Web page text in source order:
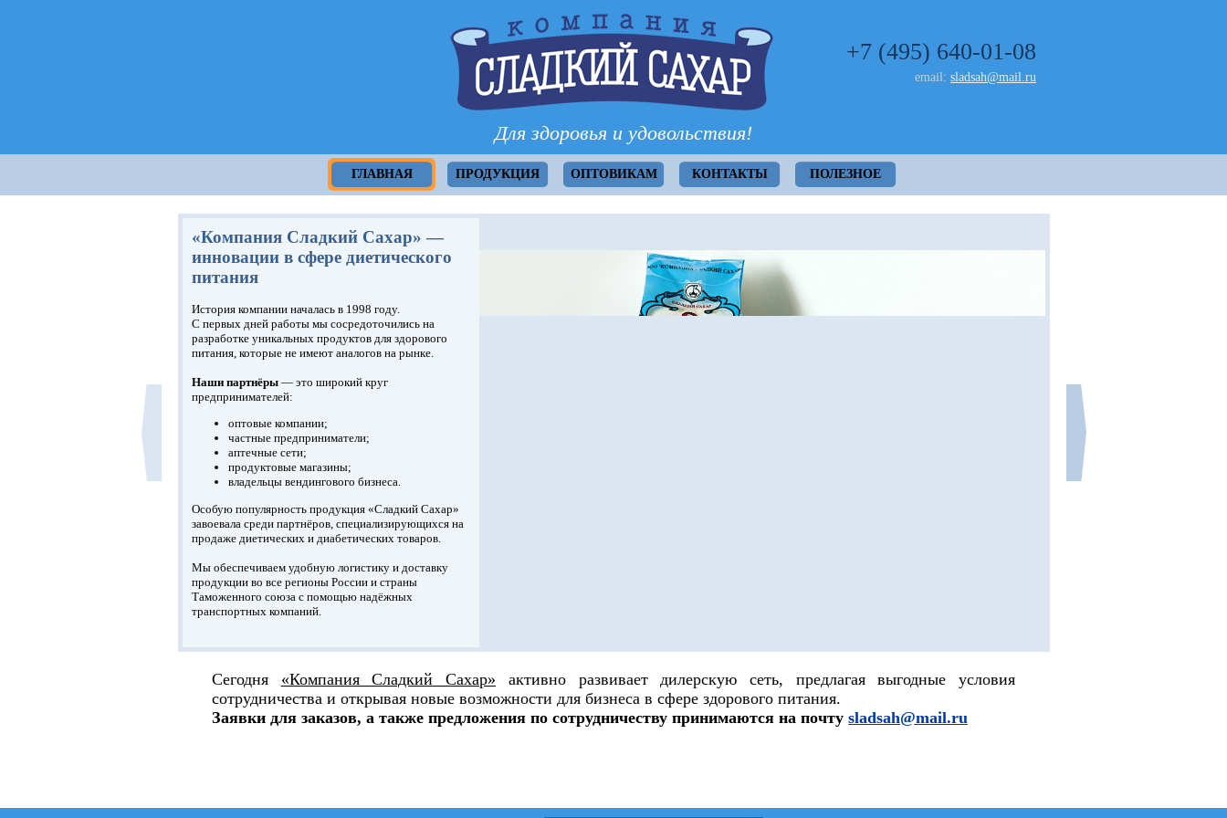
Для здоровья и удовольствия!
+7 (495) 640-01-08
email: sladsah@mail.ru
ГЛАВНАЯ ПРОДУКЦИЯ ОПТОВИКАМ КОНТАКТЫ ПОЛЕЗНОЕ
«Компания Сладкий Сахар» —
инновации в сфере диетического
питания
История компании началась в 1998 году.
С первых дней работы мы сосредоточились на
разработке уникальных продуктов для здорового
питания, которые не имеют аналогов на рынке.
Наши партнёры— это широкий круг
предпринимателей:
оптовые компании;
частные предприниматели;
аптечные сети;
продуктовые магазины;
владельцы вендингового бизнеса.
Особую популярность продукция «Сладкий Сахар»
завоевала среди партнёров, специализирующихся на
продаже диетических и диабетических товаров.
Мы обеспечиваем удобную логистику и доставку
продукции во все регионы России и страны
Таможенного союза с помощью надёжных
транспортных компаний.
Сегодня «Компания Сладкий Сахар» активно развивает дилерскую сеть, предлагая выгодные условия
сотрудничества и открывая новые возможности для бизнеса в сфере здорового питания.
Заявки для заказов, а также предложения по сотрудничеству принимаются на почту sladsah@mail.ru